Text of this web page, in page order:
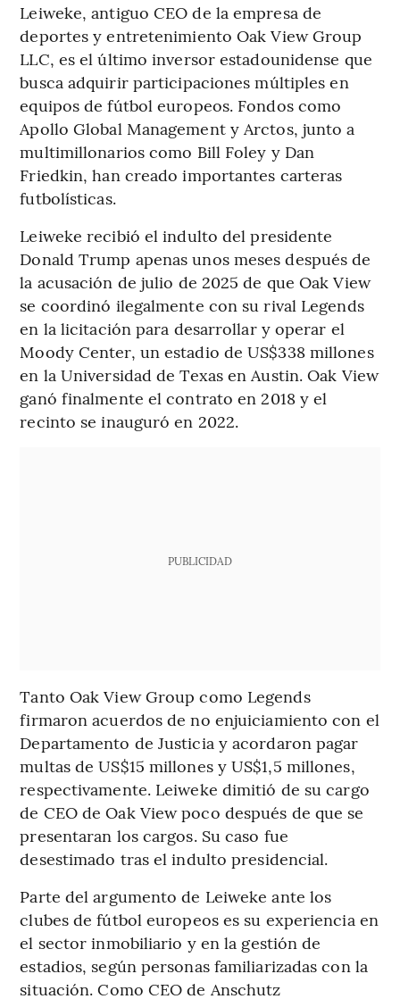
Leiweke, antiguo CEO de la empresa de
deportes y entretenimiento Oak View Group
LLC, es el último inversor estadounidense que
busca adquirir participaciones múltiples en
equipos de fútbol europeos. Fondos como
Apollo Global Management y Arctos, junto a
multimillonarios como Bill Foley y Dan
Friedkin, han creado importantes carteras
futbolísticas.
Leiweke recibió el indulto del presidente
Donald Trump apenas unos meses después de
la acusación de julio de 2025 de que Oak View
se coordinó ilegalmente con su rival Legends
en la licitación para desarrollar y operar el
Moody Center, un estadio de US$338 millones
en la Universidad de Texas en Austin. Oak View
ganó finalmente el contrato en 2018 y el
recinto se inauguró en 2022.
PUBLICIDAD
Tanto Oak View Group como Legends
firmaron acuerdos de no enjuiciamiento con el
Departamento de Justicia y acordaron pagar
multas de US$15 millones y US$1,5 millones,
respectivamente. Leiweke dimitió de su cargo
de CEO de Oak View poco después de que se
presentaran los cargos. Su caso fue
desestimado tras el indulto presidencial.
Parte del argumento de Leiweke ante los
clubes de fútbol europeos es su experiencia en
el sector inmobiliario y en la gestión de
estadios, según personas familiarizadas con la
situación. Como CEO de Anschutz